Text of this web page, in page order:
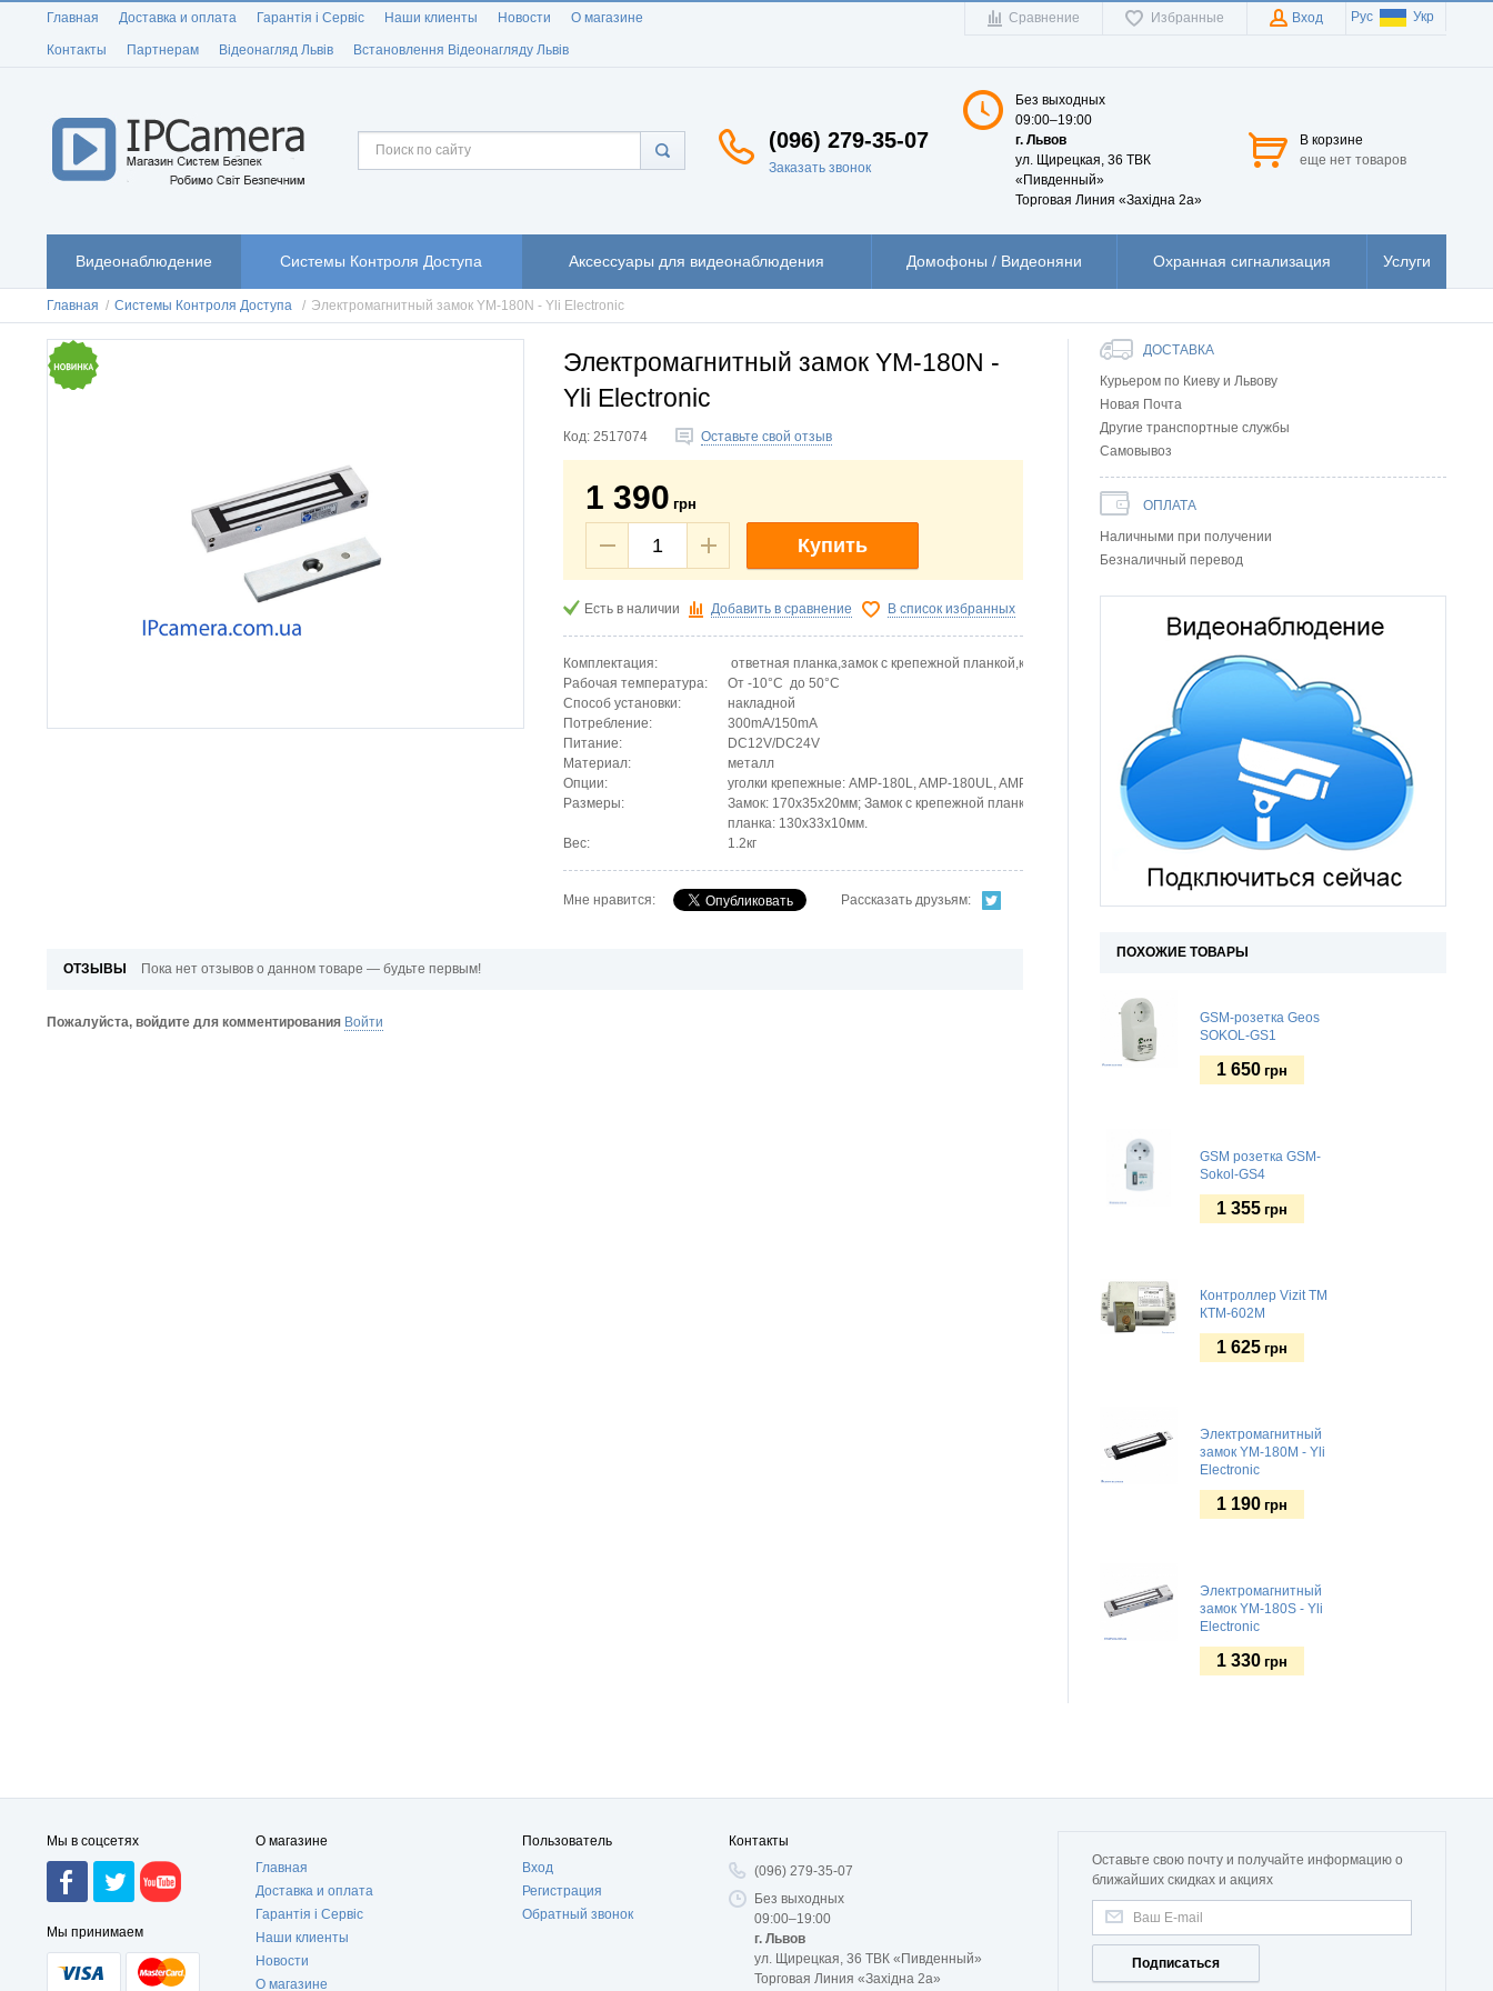
Главная Доставка и оплата Гарантія і Сервіс Наши клиенты Новости О магазине
Контакты Партнерам Відеонагляд Львів Встановлення Відеонагляду Львів
Сравнение Избранные Вход Рус Укр
(096) 279-35-07
Заказать звонок
Без выходных
09:00–19:00
г. Львов
ул. Щирецкая, 36 ТВК
«Пивденный»
Торговая Линия «Західна 2а»
В корзине
еще нет товаров
Видеонаблюдение Системы Контроля Доступа Аксессуары для видеонаблюдения Домофоны / Видеоняни Охранная сигнализация Услуги
Главная / Системы Контроля Доступа / Электромагнитный замок YM-180N - Yli Electronic
ДОСТАВКА
Курьером по Киеву и Львову
Новая Почта
Другие транспортные службы
Самовывоз
ОПЛАТА
Наличными при получении
Безналичный перевод
ПОХОЖИЕ ТОВАРЫ
GSM-розетка Geos
SOKOL-GS1
1 650 грн
GSM розетка GSM-
Sokol-GS4
1 355 грн
Контроллер Vizit TM
КТМ-602M
1 625 грн
Электромагнитный
замок YM-180M - Yli
Electronic
1 190 грн
Электромагнитный
замок YM-180S - Yli
Electronic
1 330 грн
Электромагнитный замок YM-180N -
Yli Electronic
Код: 2517074 Оставьте свой отзыв
1 390 грн
Купить
Есть в наличии Добавить в сравнение В список избранных
Комплектация:
ответная планка,замок с крепежной планкой,крепежный комплект
Рабочая температура:
От -10°C до 50°C
Способ установки:
накладной
Потребление:
300mA/150mA
Питание:
DC12V/DC24V
Материал:
металл
Опции:
уголки крепежные: AMP-180L, AMP-180UL, AMP-180ZL
Размеры:
Замок: 170х35х20мм; Замок с крепежной планкой: 170х41.5х20мм; Ответная
планка: 130х33х10мм.
Вес:
1.2кг
Мне нравится: Рассказать друзьям:
ОТЗЫВЫ Пока нет отзывов о данном товаре — будьте первым!
Пожалуйста, войдите для комментирования Войти
Мы в соцсетях
Мы принимаем
О магазине
Главная
Доставка и оплата
Гарантія і Сервіс
Наши клиенты
Новости
О магазине
Пользователь
Вход
Регистрация
Обратный звонок
Контакты
(096) 279-35-07
Без выходных
09:00–19:00
г. Львов
ул. Щирецкая, 36 ТВК «Пивденный»
Торговая Линия «Західна 2а»
Оставьте свою почту и получайте информацию о
ближайших скидках и акциях
Подписаться